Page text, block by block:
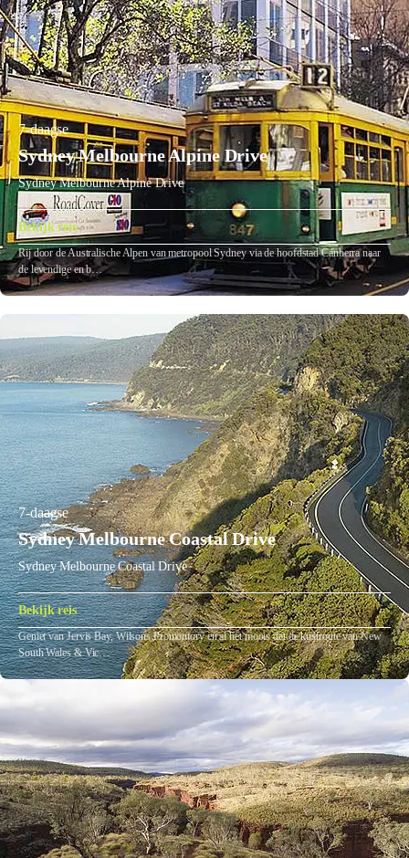
7-daagse
Sydney Melbourne Alpine Drive
Sydney Melbourne Alpine Drive
Bekijk reis
Rij door de Australische Alpen van metropool Sydney via de hoofdstad Canberra naar
de levendige en b…
7-daagse
Sydney Melbourne Coastal Drive
Sydney Melbourne Coastal Drive
Bekijk reis
Geniet van Jervis Bay, Wilsons Promontory en al het moois dat de kustroute van New
South Wales & Vic…